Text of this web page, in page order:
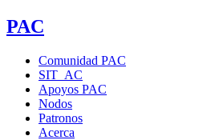
PAC
Comunidad PAC
SIT_AC
Apoyos PAC
Nodos
Patronos
Acerca